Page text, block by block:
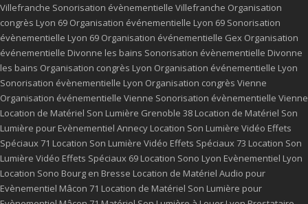
Villefranche Sonorisation évènementielle Villefranche Organisation
congrès Lyon 69 Organisation événementielle Lyon 69 Sonorisation
évènementielle Lyon 69 Organisation événementielle Gex Organisation
événementielle Divonne les bains Sonorisation évènementielle Divonne
les bains Organisation congrès Lyon Organisation événementielle Lyon
Sonorisation évènementielle Lyon Organisation congrès Vienne
Organisation événementielle Vienne Sonorisation évènementielle Vienne
Location de Matériel Son Lumière Grenoble 38 Location de Matériel Son
Lumière pour Evènementiel Annecy Location Son Lumière Vidéo Effets
Spéciaux 71 Location Son Lumière Vidéo Effets Spéciaux 73 Location Son
Lumière Vidéo Effets Spéciaux 69 Location Sono Lyon Evènementiel Lyon
Location Sono Bourg en Bresse Location de Matériel Audio pour
Evènementiel Mâcon 71 Location de Matériel Son Lumière pour